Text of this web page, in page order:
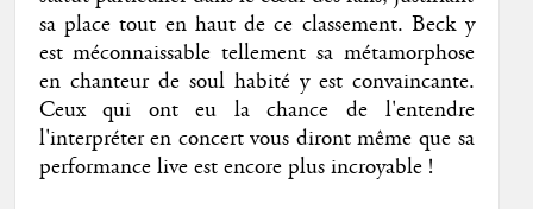
sa place tout en haut de ce classement. Beck y
est méconnaissable tellement sa métamorphose
en chanteur de soul habité y est convaincante.
Ceux qui ont eu la chance de l'entendre
l'interpréter en concert vous diront même que sa
performance live est encore plus incroyable !